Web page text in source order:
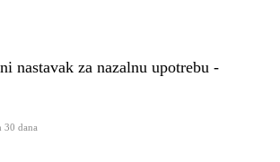
nastavak za nazalnu upotrebu -
30 dana